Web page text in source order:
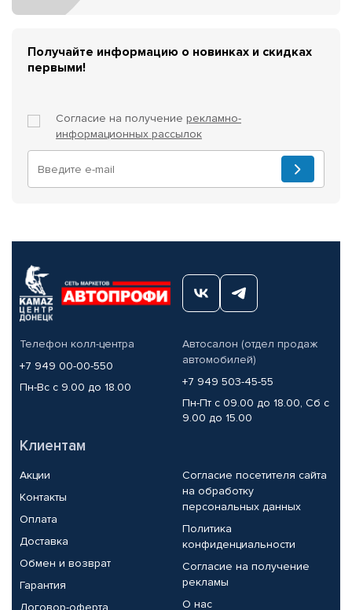
Получайте информацию о новинках и скидках
первыми!
Согласие на получение рекламно-
информационных рассылок
Телефон колл-центра
+7 949 00-00-550
Пн-Вс с 9.00 до 18.00
Автосалон (отдел продаж
автомобилей)
+7 949 503-45-55
Пн-Пт с 09.00 до 18.00, Сб с
9.00 до 15.00
Клиентам
Акции
Контакты
Оплата
Доставка
Обмен и возврат
Гарантия
Договор-оферта
Согласие посетителя сайта
на обработку
персональных данных
Политика
конфиденциальности
Согласие на получение
рекламы
О нас